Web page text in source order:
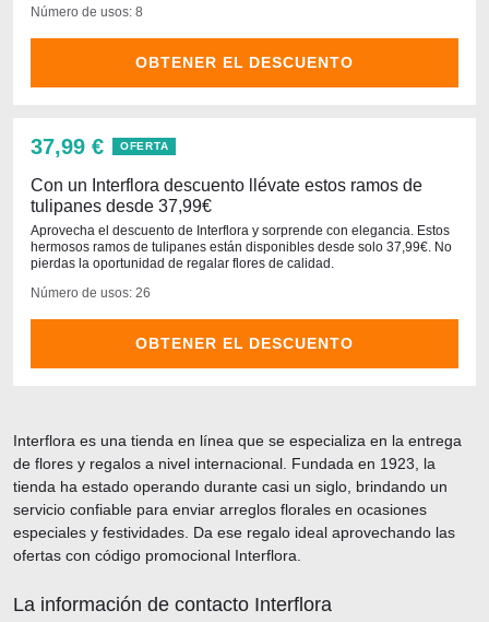
Número de usos: 8
OBTENER EL DESCUENTO
37,99 € OFERTA
Con un Interflora descuento llévate estos ramos de
tulipanes desde 37,99€
Aprovecha el descuento de Interflora y sorprende con elegancia. Estos
hermosos ramos de tulipanes están disponibles desde solo 37,99€. No
pierdas la oportunidad de regalar flores de calidad.
Número de usos: 26
OBTENER EL DESCUENTO
Interflora es una tienda en línea que se especializa en la entrega
de flores y regalos a nivel internacional. Fundada en 1923, la
tienda ha estado operando durante casi un siglo, brindando un
servicio confiable para enviar arreglos florales en ocasiones
especiales y festividades. Da ese regalo ideal aprovechando las
ofertas con código promocional Interflora.
La información de contacto Interflora